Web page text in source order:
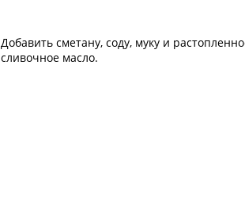
Добавить сметану, соду, муку и
сливочное масло.